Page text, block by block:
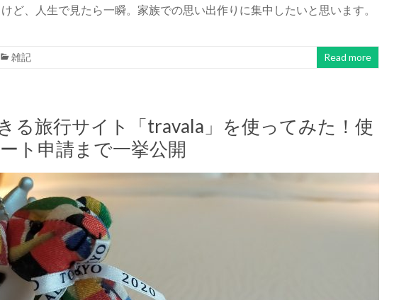
ど、人生で見たら一瞬。家族での思い出作りに集中したいと思います。
雑記 Read more
る旅行サイト「travala」を使ってみた！使
ト申請まで一挙公開